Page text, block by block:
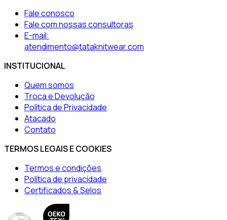
Fale conosco
Fale com nossas consultoras
E-mail:
atendimento@tataknitwear.com
INSTITUCIONAL
Quem somos
Troca e Devolução
Política de Privacidade
Atacado
Contato
TERMOS LEGAIS E COOKIES
Termos e condições
Política de privacidade
Certificados & Selos